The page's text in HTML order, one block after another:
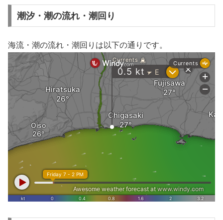
潮汐・潮の流れ・潮回り
海流・潮の流れ・潮回りは以下の通りです。